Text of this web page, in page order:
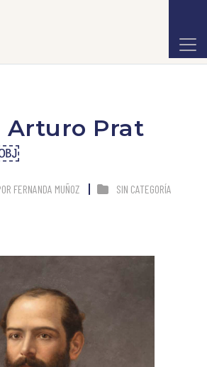
Arturo Prat
FERNANDA MUÑOZ SIN CATEGORÍA